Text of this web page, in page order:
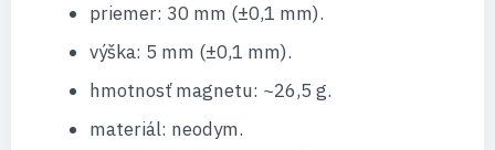
priemer: 30 mm (±0,1 mm).
výška: 5 mm (±0,1 mm).
hmotnosť magnetu: ~26,5 g.
materiál: neodym.